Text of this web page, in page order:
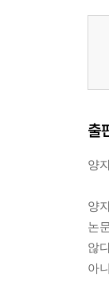
출
양
양
논
않
아